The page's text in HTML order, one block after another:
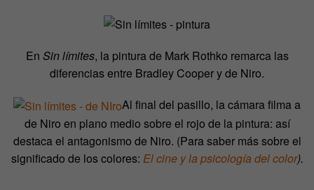
En Sin límites, la pintura de Mark Rothko remarca las
diferencias entre Bradley Cooper y de Niro.
Al final del pasillo, la cámara filma a
de Niro en plano medio sobre el rojo de la pintura: así
destaca el antagonismo de Niro. (Para saber más sobre el
significado de los colores: El cine y la psicología del color).